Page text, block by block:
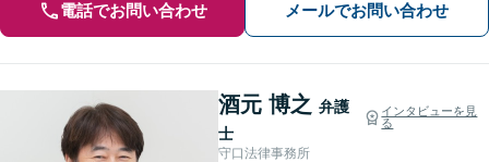
電話でお問い合わせ メールでお問い合わせ
酒元 博之 弁護
士
インタビューを見
る
守口法律事務所